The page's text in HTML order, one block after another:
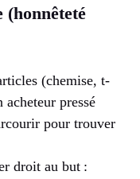
(honnêteté
(chemise, t-
pressé
pour trouver
droit au but :